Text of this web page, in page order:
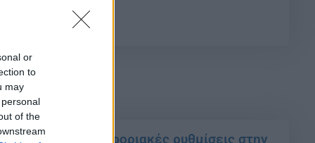
or
to
may
of the
Δείτε τις κυκλοφοριακές ρυθμίσεις στην